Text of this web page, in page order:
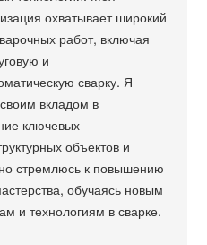
охватывает широкий
работ, включая
и
сварку. Я
вкладом в
ключевых
объектов и
стремлюсь к повышению
обучаясь новым
и технологиям в сварке.